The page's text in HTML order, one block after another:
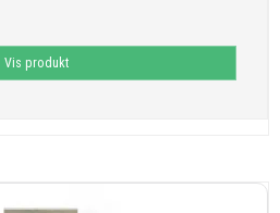
Vis produkt